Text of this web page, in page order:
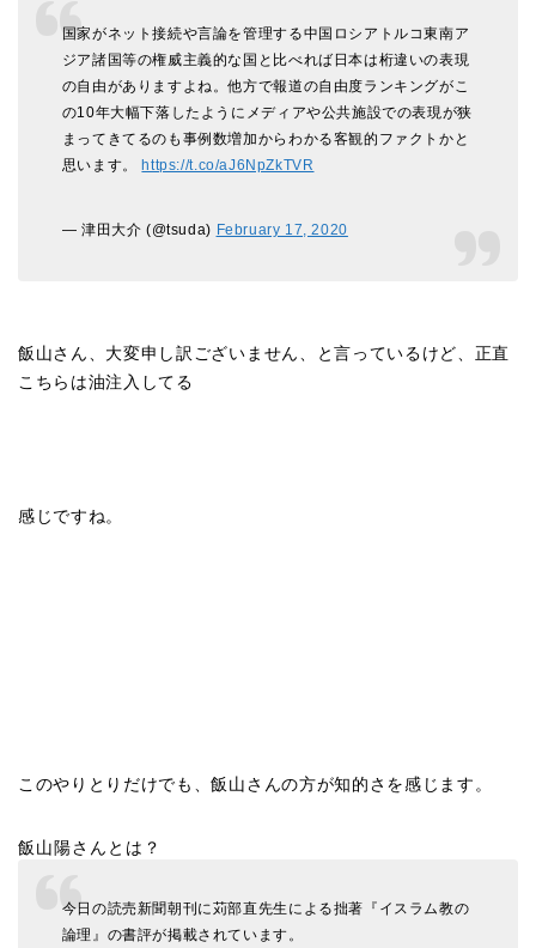
国家がネット接続や言論を管理する中国ロシアトルコ東南ア
ジア諸国等の権威主義的な国と比べれば日本は桁違いの表現
の自由がありますよね。他方で報道の自由度ランキングがこ
の10年大幅下落したようにメディアや公共施設での表現が狭
まってきてるのも事例数増加からわかる客観的ファクトかと
思います。
https://t.co/aJ6NpZkTVR
— 津田大介 (@tsuda) February 17, 2020
飯山さん、大変申し訳ございません、と言っているけど、正直
こちらは油注入してる
感じですね。
このやりとりだけでも、飯山さんの方が知的さを感じます。
飯山陽さんとは？
今日の読売新聞朝刊に苅部直先生による拙著『イスラム教の
論理』の書評が掲載されています。